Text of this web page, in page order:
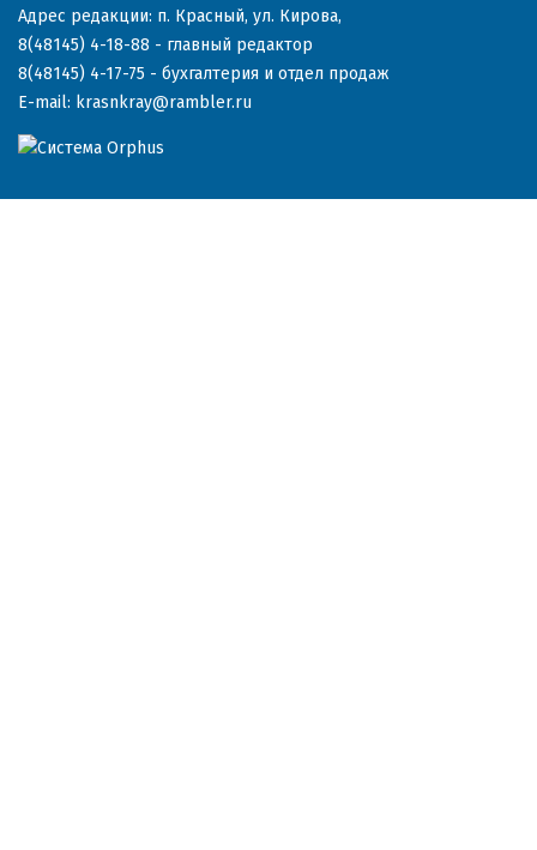
Адрес редакции: п. Красный, ул. Кирова,
8(48145) 4-18-88 - главный редактор
8(48145) 4-17-75 - бухгалтерия и отдел продаж
E-mail: krasnkray@rambler.ru